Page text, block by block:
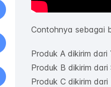
Contohnya sebagai
Produk A dikirim
Produk B dikirim dari
Produk C dikirim dari